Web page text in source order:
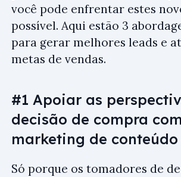
você pode enfrentar estes
possível. Aqui estão 3
para gerar melhores leads e
metas de vendas.
#1 Apoiar as
decisão de compra com
marketing de conteúdo
Só porque os tomadores de